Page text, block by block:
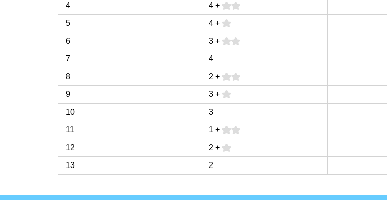
4 4 +
5 4 +
6 3 +
7 4
8 2 +
9 3 +
10 3
11 1 +
12 2 +
13 2